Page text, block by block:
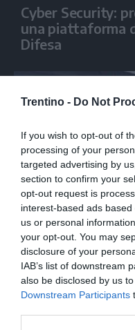
Trentino - Do Not
If you wish to opt-out of
processing of your
targeted advertising by
section to confirm your
opt-out request is
interest-based ads
us or personal
your opt-out. You may
disclosure of your
IAB’s list of downstream
also be disclosed by us
Downstream Participants
Cyber Security:
una piattaforma
Difesa
ECONOMIA
"Al 61° Stormo
nuovo velivolo